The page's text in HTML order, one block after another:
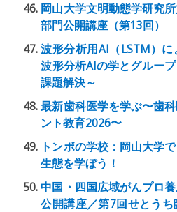
岡山大学文明動態学研究
部門公開講座（第13回）
波形分析用AI（LSTM）
波形分析AIの学とグルー
課題解決～
最新歯科医学を学ぶ〜歯
ント教育2026〜
トンボの学校：岡山大学
生態を学ぼう！
中国・四国広域がんプロ
公開講座／第7回せとう